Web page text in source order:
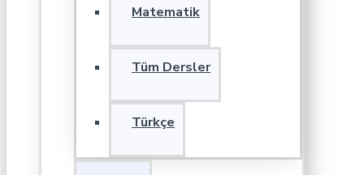
Matematik
Tüm Dersler
Türkçe